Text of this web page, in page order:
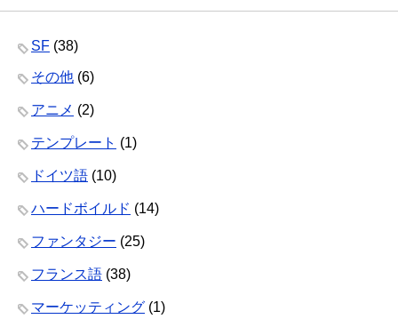
SF (38)
その他 (6)
アニメ (2)
テンプレート (1)
ドイツ語 (10)
ハードボイルド (14)
ファンタジー (25)
フランス語 (38)
マーケッティング (1)